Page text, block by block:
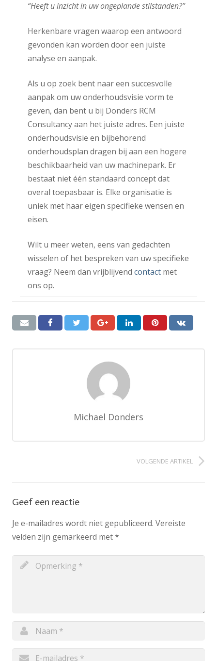
“Heeft u inzicht in uw ongeplande stilstanden?”
Herkenbare vragen waarop een antwoord
gevonden kan worden door een juiste
analyse en aanpak.
Als u op zoek bent naar een succesvolle
aanpak om uw onderhoudsvisie vorm te
geven, dan bent u bij Donders RCM
Consultancy aan het juiste adres. Een juiste
onderhoudsvisie en bijbehorend
onderhoudsplan dragen bij aan een hogere
beschikbaarheid van uw machinepark. Er
bestaat niet één standaard concept dat
overal toepasbaar is. Elke organisatie is
uniek met haar eigen specifieke wensen en
eisen.
Wilt u meer weten, eens van gedachten
wisselen of het bespreken van uw specifieke
vraag? Neem dan vrijblijvend contact met
ons op.
Michael Donders
VOLGENDE ARTIKEL
Geef een reactie
Je e-mailadres wordt niet gepubliceerd. Vereiste
velden zijn gemarkeerd met*